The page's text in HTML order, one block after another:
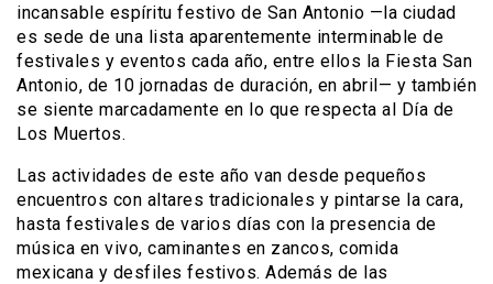
incansable espíritu festivo de San Antonio —la ciudad
es sede de una lista aparentemente interminable de
festivales y eventos cada año, entre ellos la Fiesta San
Antonio, de 10 jornadas de duración, en abril— y también
se siente marcadamente en lo que respecta al Día de
Los Muertos.
Las actividades de este año van desde pequeños
encuentros con altares tradicionales y pintarse la cara,
hasta festivales de varios días con la presencia de
música en vivo, caminantes en zancos, comida
mexicana y desfiles festivos. Además de las